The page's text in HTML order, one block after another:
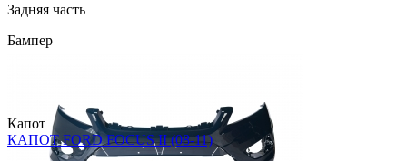
Задняя часть
Бампер
Капот
КАПОТ FORD FOCUS II (08-11)